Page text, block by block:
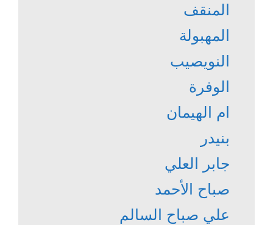
المنقف
المهبولة
النويصيب
الوفرة
ام الهيمان
بنيدر
جابر العلي
صباح الأحمد
علي صباح السالم